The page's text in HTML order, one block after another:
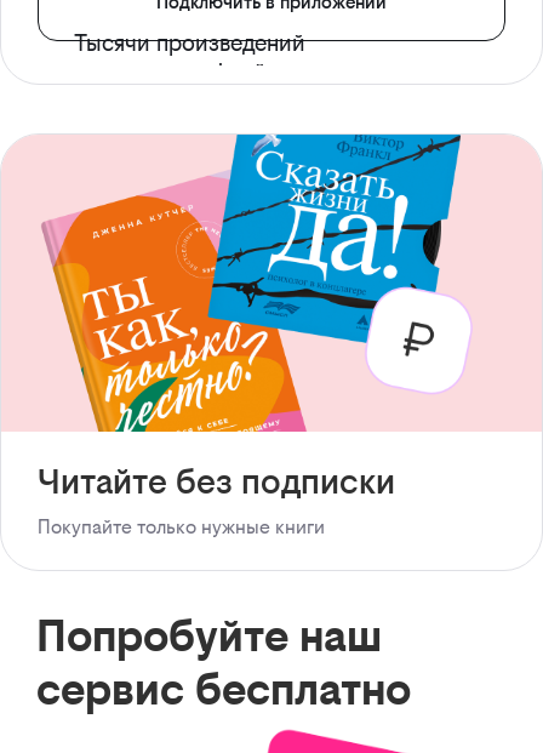
Тысячи произведений
с доступом офлайн
Читайте без подписки
Покупайте только нужные книги
Попробуйте наш
сервис бесплатно